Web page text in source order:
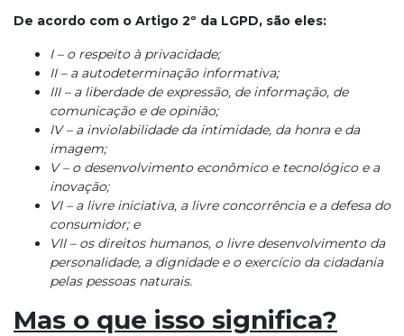
De acordo com o Artigo 2º da LGPD, são eles:
I – o respeito à privacidade;
II – a autodeterminação informativa;
III – a liberdade de expressão, de informação, de
comunicação e de opinião;
IV – a inviolabilidade da intimidade, da honra e da
imagem;
V – o desenvolvimento econômico e tecnológico e a
inovação;
VI – a livre iniciativa, a livre concorrência e a defesa do
consumidor; e
VII – os direitos humanos, o livre desenvolvimento da
personalidade, a dignidade e o exercício da cidadania
pelas pessoas naturais.
Mas o que isso significa?